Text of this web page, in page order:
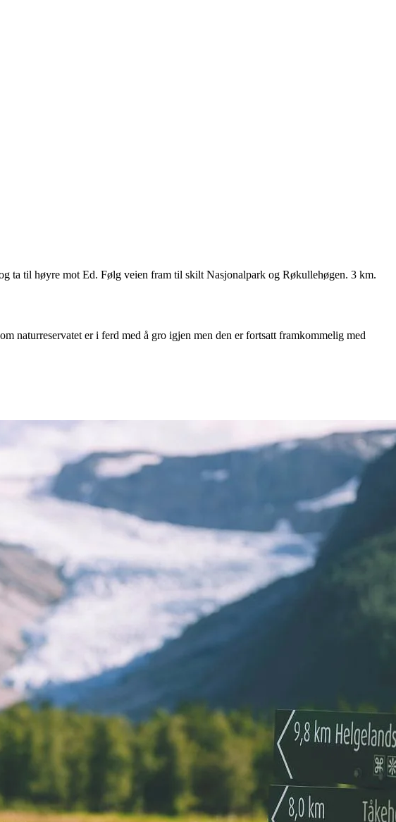
ta til høyre mot Ed. Følg veien fram til skilt Nasjonalpark og Røkullehøgen. 3 km.
naturreservatet er i ferd med å gro igjen men den er fortsatt framkommelig med